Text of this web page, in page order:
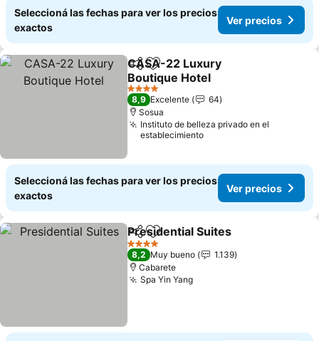
Seleccioná las fechas para ver los precios
exactos
Ver precios
CompartirAñadir a favoritos
CASA-22 Luxury
Boutique Hotel
Ver precios
4 Estrellas
8,9 Excelente
64
Sosua
Instituto de belleza privado en el
establecimiento
Seleccioná las fechas para ver los precios
exactos
Ver precios
CompartirAñadir a favoritos
Presidential Suites
4 Estrellas
8,2 Muy bueno
1.139
Cabarete
Spa Yin YangVer precios